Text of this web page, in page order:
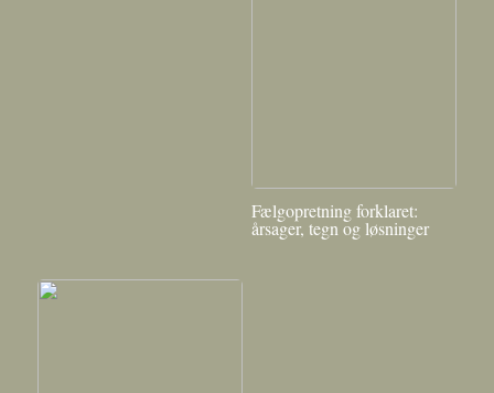
Fælgopretning forklaret:
årsager, tegn og løsninger